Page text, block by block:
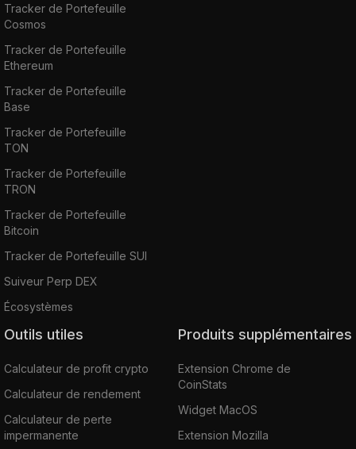
Tracker de Portefeuille
Cosmos
Tracker de Portefeuille
Ethereum
Tracker de Portefeuille
Base
Tracker de Portefeuille
TON
Tracker de Portefeuille
TRON
Tracker de Portefeuille
Bitcoin
Tracker de Portefeuille SUI
Suiveur Perp DEX
Écosystèmes
Outils utiles
Calculateur de profit crypto
Calculateur de rendement
Calculateur de perte
impermanente
Produits supplémentaires
Extension Chrome de
CoinStats
Widget MacOS
Extension Mozilla